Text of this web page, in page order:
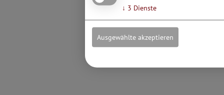
↓ 3 Dienste
Ausgewählte akzeptieren